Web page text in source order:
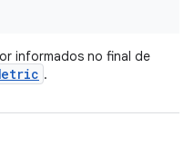
informados no final de
.